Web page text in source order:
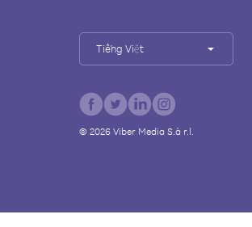
Tiếng Việt
© 2026Viber Media S.à r.l.